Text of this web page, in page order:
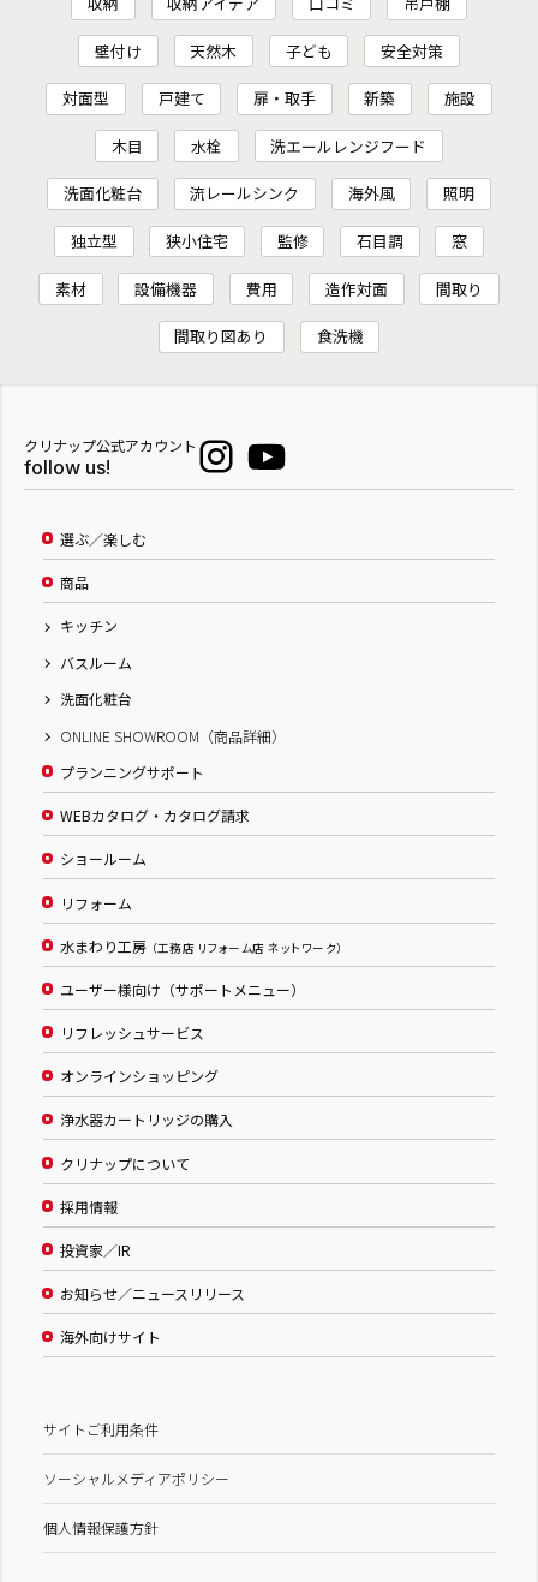
壁付け 天然木 子ども 安全対策
対面型 戸建て 扉・取手 新築 施設
木目 水栓 洗エールレンジフード
洗面化粧台 流レールシンク 海外風 照明
独立型 狭小住宅 監修 石目調 窓
素材 設備機器 費用 造作対面 間取り
間取り図あり 食洗機
クリナップ公式アカウント
follow us!
選ぶ／楽しむ
商品
キッチン
バスルーム
洗面化粧台
ONLINE SHOWROOM（商品詳細）
プランニングサポート
WEBカタログ・カタログ請求
ショールーム
リフォーム
水まわり工房 （工務店 リフォーム店 ネットワーク）
ユーザー様向け（サポートメニュー）
リフレッシュサービス
オンラインショッピング
浄水器カートリッジの購入
クリナップについて
採用情報
投資家／IR
お知らせ／ニュースリリース
海外向けサイト
サイトご利用条件
ソーシャルメディアポリシー
個人情報保護方針